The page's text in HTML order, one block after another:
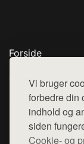
Vi bruger
forbedre din
indhold og
siden
Cookie- og
Forside
Top Rabatter
Kontakt